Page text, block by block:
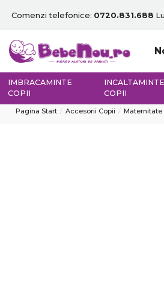
Comenzi telefonice: 0720.831.688
IMBRACAMINTE
COPII
INCALTAMINTE
COPII
Pagina Start Accesorii Copii Maternitate